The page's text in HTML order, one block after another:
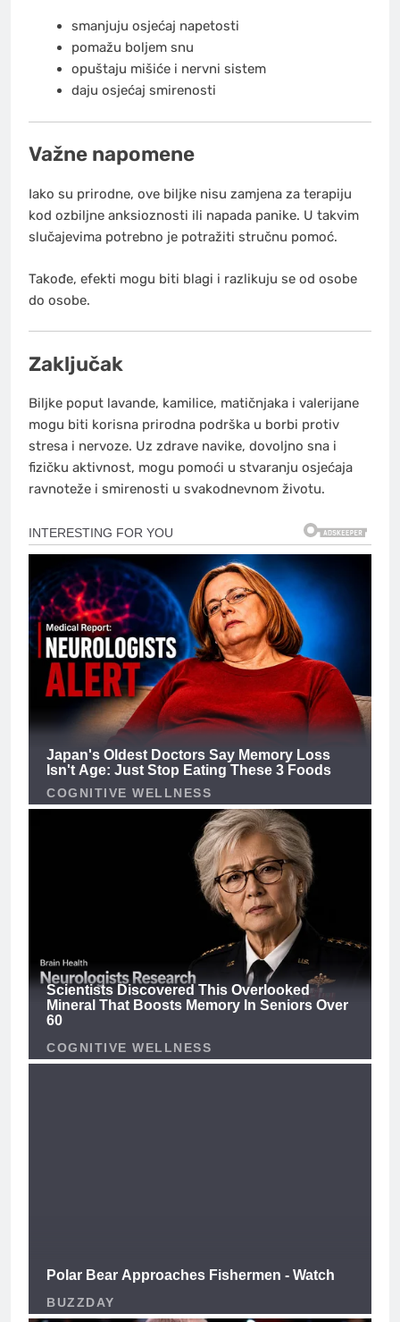
smanjuju osjećaj napetosti
pomažu boljem snu
opuštaju mišiće i nervni sistem
daju osjećaj smirenosti
Važne napomene
Iako su prirodne, ove biljke nisu zamjena za terapiju
kod ozbiljne anksioznosti ili napada panike. U takvim
slučajevima potrebno je potražiti stručnu pomoć.
Takođe, efekti mogu biti blagi i razlikuju se od osobe
do osobe.
Zaključak
Biljke poput lavande, kamilice, matičnjaka i valerijane
mogu biti korisna prirodna podrška u borbi protiv
stresa i nervoze. Uz zdrave navike, dovoljno sna i
fizičku aktivnost, mogu pomoći u stvaranju osjećaja
ravnoteže i smirenosti u svakodnevnom životu.